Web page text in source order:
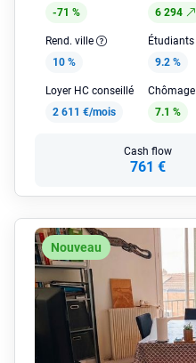
-71 %
6 294
Rend. ville
10 %
Étudiants
9.2 %
Loyer HC conseillé
2 611 €/mois
Chômage
7.1 %
Cash flow
761 €
Nouveau